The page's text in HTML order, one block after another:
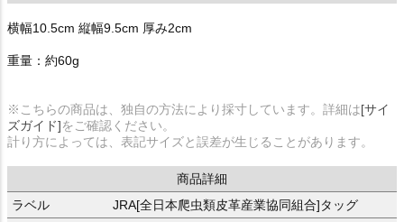
横幅10.5cm 縦幅9.5cm 厚み2cm
重量：約60g
※こちらの商品は、独自の方法により採寸しています。詳細は[サイ
ズガイド]をご確認ください。
計り方によっては、表記サイズと誤差が生じることがあります。
商品詳細
ラベル
JRA[全日本爬虫類皮革産業協同組合]タッグ